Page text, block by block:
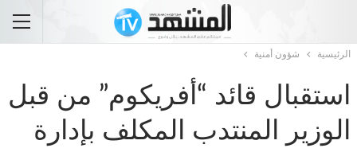
الرئيسية شؤون أمنية
استقبال قائد “أفريكوم” من قبل
الوزير المنتدب المكلف بإدارة